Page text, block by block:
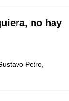
no hay
Petro,